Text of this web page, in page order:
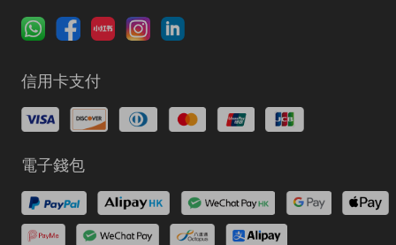
信用卡支付
電子錢包